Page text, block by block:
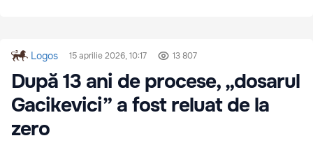
Logos 15 aprilie 2026, 10:17 13 807
După 13 ani de procese, „dosarul
Gacikevici” a fost reluat de la
zero